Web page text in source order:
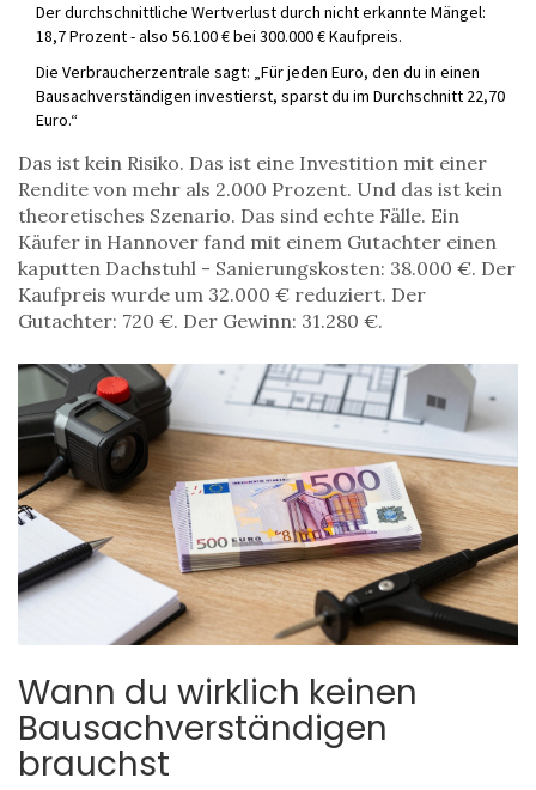
Der durchschnittliche Wertverlust durch nicht erkannte Mängel:
18,7 Prozent - also 56.100 € bei 300.000 € Kaufpreis.
Die Verbraucherzentrale sagt: „Für jeden Euro, den du in einen
Bausachverständigen investierst, sparst du im Durchschnitt 22,70
Euro.“
Das ist kein Risiko. Das ist eine Investition mit einer
Rendite von mehr als 2.000 Prozent. Und das ist kein
theoretisches Szenario. Das sind echte Fälle. Ein
Käufer in Hannover fand mit einem Gutachter einen
kaputten Dachstuhl - Sanierungskosten: 38.000 €. Der
Kaufpreis wurde um 32.000 € reduziert. Der
Gutachter: 720 €. Der Gewinn: 31.280 €.
Wann du wirklich keinen
Bausachverständigen
brauchst